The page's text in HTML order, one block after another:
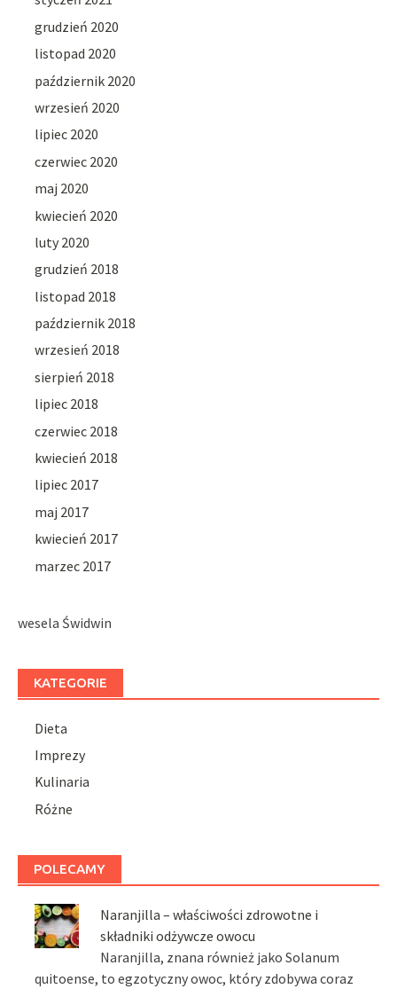
grudzień 2020
listopad 2020
październik 2020
wrzesień 2020
lipiec 2020
czerwiec 2020
maj 2020
kwiecień 2020
luty 2020
grudzień 2018
listopad 2018
październik 2018
wrzesień 2018
sierpień 2018
lipiec 2018
czerwiec 2018
kwiecień 2018
lipiec 2017
maj 2017
kwiecień 2017
marzec 2017
wesela Świdwin
KATEGORIE
Dieta
Imprezy
Kulinaria
Różne
POLECAMY
Naranjilla – właściwości zdrowotne i
składniki odżywcze owocu
Naranjilla, znana również jako Solanum
quitoense, to egzotyczny owoc, który zdobywa coraz